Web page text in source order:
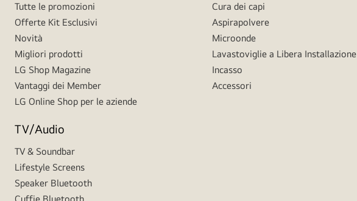
Tutte le promozioni
Offerte Kit Esclusivi
Novità
Migliori prodotti
LG Shop Magazine
Vantaggi dei Member
LG Online Shop per le aziende
TV/Audio
TV & Soundbar
Lifestyle Screens
Speaker Bluetooth
Cura dei capi
Aspirapolvere
Microonde
Lavastoviglie a Libera Installazione
Incasso
Accessori